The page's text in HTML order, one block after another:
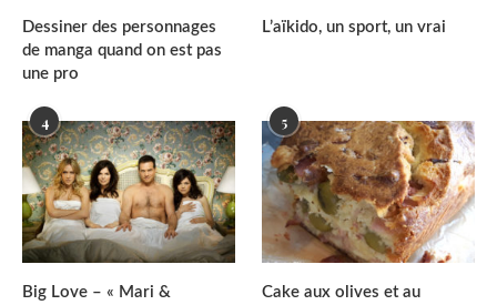
Dessiner des personnages
de manga quand on est pas
une pro
L’aïkido, un sport, un vrai
4
Big Love – « Mari &
5
Cake aux olives et au